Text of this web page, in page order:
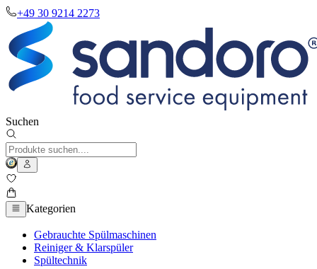
+49 30 9214 2273
Suchen
Kategorien
Gebrauchte Spülmaschinen
Reiniger & Klarspüler
Spültechnik